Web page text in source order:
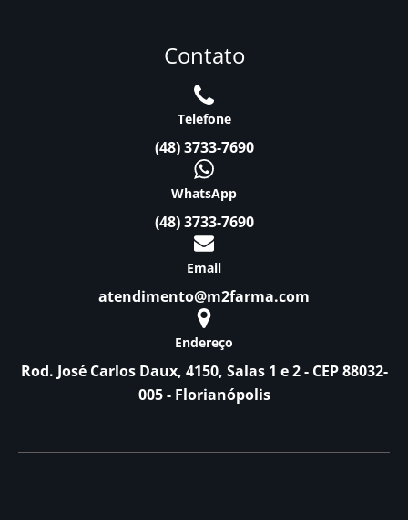
Contato
Telefone
(48) 3733-7690
WhatsApp
(48) 3733-7690
Email
atendimento@m2farma.com
Endereço
Rod. José Carlos Daux, 4150, Salas 1 e 2 - CEP 88032-
005 - Florianópolis